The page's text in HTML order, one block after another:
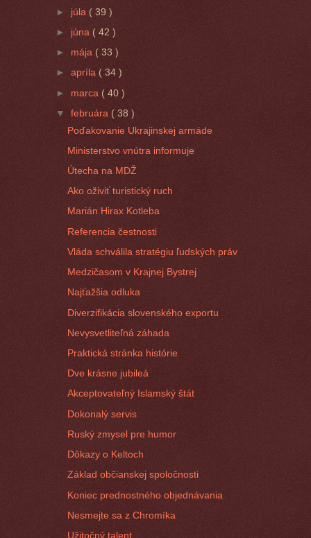
► júla ( 39 )
► júna ( 42 )
► mája ( 33 )
►apríla( 34 )
► marca( 40 )
▼februára ( 38 )
Poďakovanie Ukrajinskej armáde
Ministerstvo vnútra informuje
Útecha na MDŽ
Ako oživiť turistický ruch
Marián Hirax Kotleba
Referencia čestnosti
Vláda schválila stratégiu ľudských práv
Medzičasom v Krajnej Bystrej
Najťažšia odluka
Diverzifikácia slovenského exportu
Nevysvetliteľná záhada
Praktická stránka histórie
Dve krásne jubileá
Akceptovateľný Islamský štát
Dokonalý servis
Ruský zmysel pre humor
Dôkazy o Keltoch
Základ občianskej spoločnosti
Koniec prednostného objednávania
Nesmejte sa z Chromíka
Užitočný talent